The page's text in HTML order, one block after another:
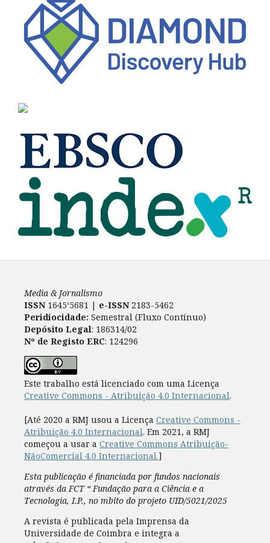
Media & Jornalismo
ISSN 1645‘5681 | e-ISSN2183-5462
Peridiocidade: Semestral (Fluxo Contínuo)
Depósito Legal: 186314/02
Nº de Registo ERC: 124296
Este trabalho está licenciado com uma Licença
Creative Commons - Atribuição 4.0 Internacional.
[Até 2020 a RMJ usou a Licença Creative Commons -
Atribuição 4.0 Internacional. Em 2021, a RMJ
começou a usar a Creative Commons Atribuição-
NãoComercial 4.0 Internacional.]
Esta publicação é financiada por fundos nacionais
através da FCT “ Fundação para a Ciência e a
Tecnologia, I.P., no mbito do projeto UID/5021/2025
A revista é publicada pela Imprensa da
Universidade de Coimbra e integra a